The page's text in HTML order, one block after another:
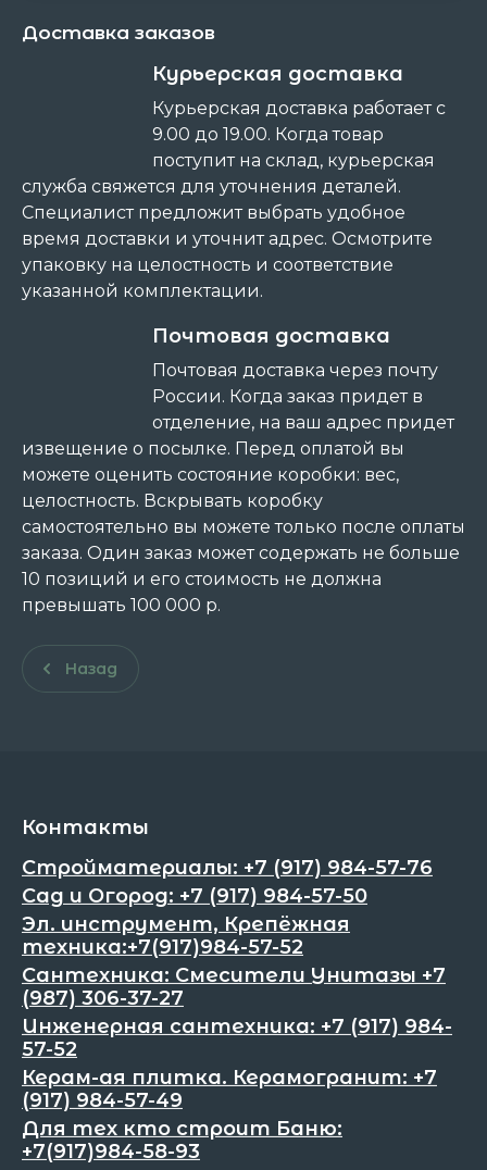
Доставка заказов
Курьерская доставка
Курьерская доставка работает с
9.00 до 19.00. Когда товар
поступит на склад, курьерская
служба свяжется для уточнения деталей.
Специалист предложит выбрать удобное
время доставки и уточнит адрес. Осмотрите
упаковку на целостность и соответствие
указанной комплектации.
Почтовая доставка
Почтовая доставка через почту
России. Когда заказ придет в
отделение, на ваш адрес придет
извещение о посылке. Перед оплатой вы
можете оценить состояние коробки: вес,
целостность. Вскрывать коробку
самостоятельно вы можете только после оплаты
заказа. Один заказ может содержать не больше
10 позиций и его стоимость не должна
превышать 100 000 р.
Назад
Контакты
Стройматериалы: +7 (917) 984-57-76
Сад и Огород: +7 (917) 984-57-50
Эл. инструмент, Крепёжная
техника:+7(917)984-57-52
Сантехника: Смесители Унитазы +7
(987) 306-37-27
Инженерная сантехника: +7 (917) 984-
57-52
Керам-ая плитка. Керамогранит: +7
(917) 984-57-49
Для тех кто строит Баню:
+7(917)984-58-93